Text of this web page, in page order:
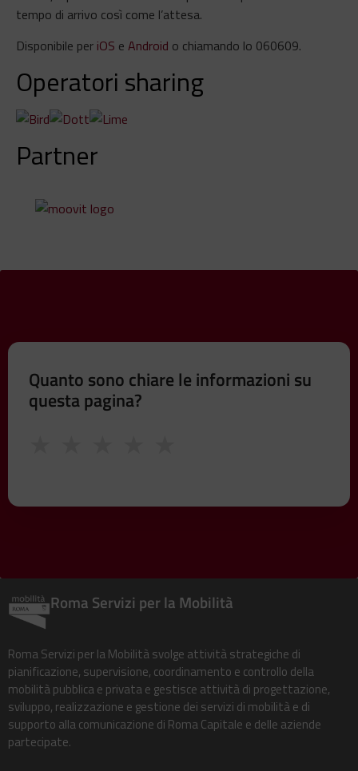
tempo di arrivo così come l’attesa.
Disponibile per iOS e Android o chiamando lo 060609.
Operatori sharing
Partner
Quanto sono chiare le informazioni su
questa pagina?
Roma Servizi per la Mobilità
Roma Servizi per la Mobilità svolge attività strategiche di
pianificazione, supervisione, coordinamento e controllo della
mobilità pubblica e privata e gestisce attività di progettazione,
sviluppo, realizzazione e gestione dei servizi di mobilità e di
supporto alla comunicazione di Roma Capitale e delle aziende
partecipate.